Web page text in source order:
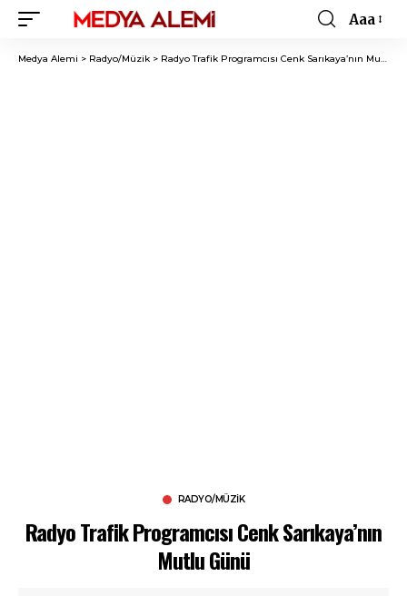
Font
Resizer
Aaa
Medya Alemi > Radyo/Müzik > Radyo Trafik Programcısı Cenk Sarıkaya’nın Mutlu Günü
RADYO/MÜZIK
Radyo Trafik Programcısı Cenk Sarıkaya’nın
Mutlu Günü